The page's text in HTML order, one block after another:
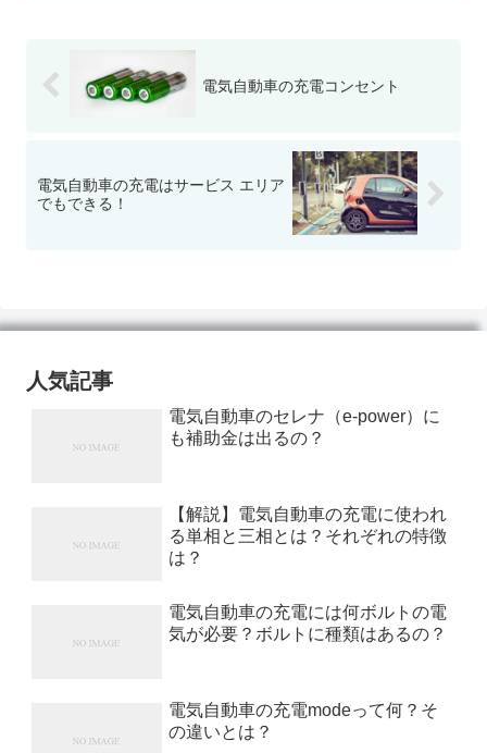
電気自動車の充電コンセント
電気自動車の充電はサービス エリア
でもできる！
人気記事
電気自動車のセレナ（e-power）に
も補助金は出るの？
【解説】電気自動車の充電に使われ
る単相と三相とは？それぞれの特徴
は？
電気自動車の充電には何ボルトの電
気が必要？ボルトに種類はあるの？
電気自動車の充電modeって何？そ
の違いとは？